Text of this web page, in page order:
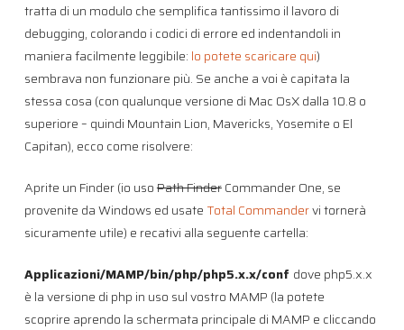
tratta di un modulo che semplifica tantissimo il lavoro di
debugging, colorando i codici di errore ed indentandoli in
maniera facilmente leggibile: lo potete scaricare qui)
sembrava non funzionare più. Se anche a voi è capitata la
stessa cosa (con qualunque versione di Mac OsX dalla 10.8 o
superiore – quindi Mountain Lion, Mavericks, Yosemite o El
Capitan), ecco come risolvere:
Aprite un Finder (io usoPath FinderCommander One, se
provenite da Windows ed usate Total Commandervi tornerà
sicuramente utile) e recativi alla seguente cartella:
Applicazioni/MAMP/bin/php/php5.x.x/conf dove php5.x.x
è la versione di php in uso sul vostro MAMP (la potete
scoprire aprendo la schermata principale di MAMP e cliccando